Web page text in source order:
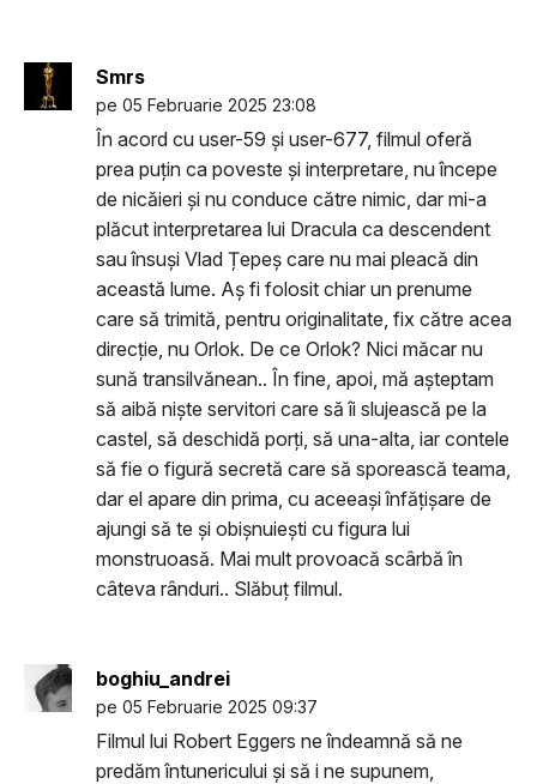
Smrs
pe 05 Februarie 2025 23:08
În acord cu user-59 și user-677, filmul oferă
prea puțin ca poveste și interpretare, nu începe
de nicăieri și nu conduce către nimic, dar mi-a
plăcut interpretarea lui Dracula ca descendent
sau însuși Vlad Țepeș care nu mai pleacă din
această lume. Aș fi folosit chiar un prenume
care să trimită, pentru originalitate, fix către acea
direcție, nu Orlok. De ce Orlok? Nici măcar nu
sună transilvănean.. În fine, apoi, mă așteptam
să aibă niște servitori care să îi slujească pe la
castel, să deschidă porți, să una-alta, iar contele
să fie o figură secretă care să sporească teama,
dar el apare din prima, cu aceeași înfățișare de
ajungi să te și obișnuiești cu figura lui
monstruoasă. Mai mult provoacă scârbă în
câteva rânduri.. Slăbuț filmul.
boghiu_andrei
pe 05 Februarie 2025 09:37
Filmul lui Robert Eggers ne îndeamnă să ne
predăm întunericului și să i ne supunem,